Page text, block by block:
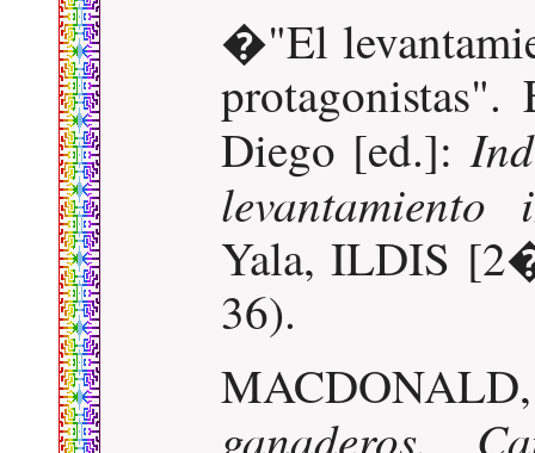
�"El
Diego [ed.]:
Yala, ILDIS
36).
ganaderos.